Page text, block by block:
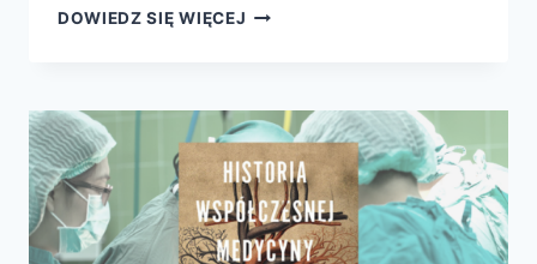
DOWIEDZ SIĘ WIĘCEJ SZCZEPIENIA.
ZMIENIŁY
ŚWIAT